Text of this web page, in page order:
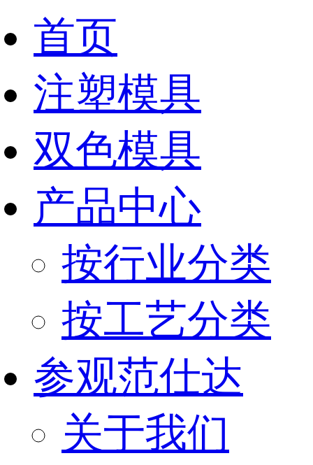
首页
注塑模具
双色模具
产品中心
按行业分类
按工艺分类
参观范仕达
关于我们